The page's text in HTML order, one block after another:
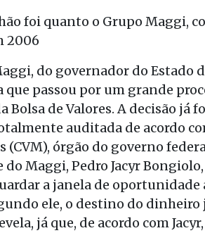
foi quanto o Grupo Maggi,
2006
do governador do Estado
que passou por um grande
Bolsa de Valores. A decisão já
auditada de acordo
(CVM), órgão do governo
Maggi, Pedro Jacyr
a janela de oportunidade
ele, o destino do
já que, de acordo com